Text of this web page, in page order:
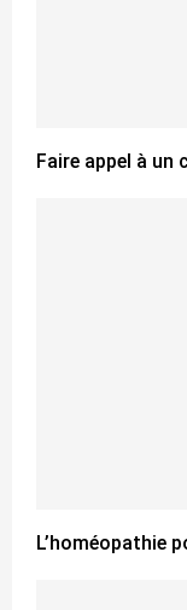
Faire appel à
L’homéopathie